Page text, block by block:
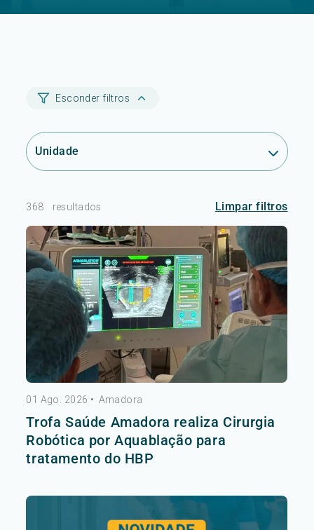
Esconder filtros
Unidade
368 resultados Limpar filtros
01 Ago. 2026 • Amadora
Trofa Saúde Amadora realiza Cirurgia
Robótica por Aquablação para
tratamento do HBP